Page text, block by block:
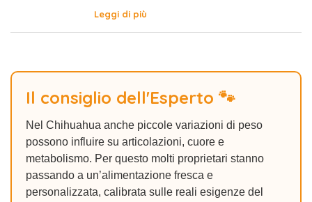
Leggi di più
Il consiglio dell'Esperto 🐾
Nel Chihuahua anche piccole variazioni di peso
possono influire su articolazioni, cuore e
metabolismo. Per questo molti proprietari stanno
passando a un’alimentazione fresca e
personalizzata, calibrata sulle reali esigenze del